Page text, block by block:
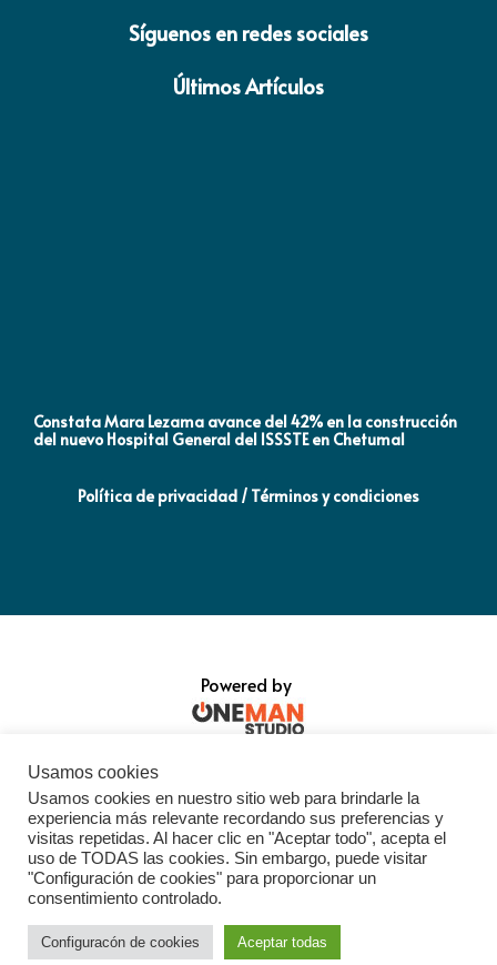
Síguenos en redes sociales
Últimos Artículos
Constata Mara Lezama avance del 42% en la construcción
del nuevo Hospital General del ISSSTE en Chetumal
Política de privacidad / Términos y condiciones
Powered by
Usamos cookies
Usamos cookies en nuestro sitio web para brindarle la
experiencia más relevante recordando sus preferencias y
visitas repetidas. Al hacer clic en "Aceptar todo", acepta el
uso de TODAS las cookies. Sin embargo, puede visitar
"Configuración de cookies" para proporcionar un
consentimiento controlado.
Configuracón de cookies Aceptar todas